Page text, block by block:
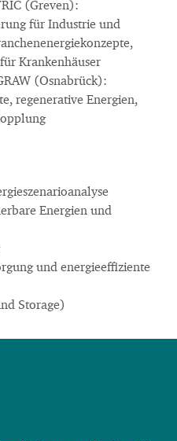
(Greven):
für Industrie und
Krankenhäuser
(Osnabrück):
regenerative Energien,
Energien und
und energieeffiziente
Storage)